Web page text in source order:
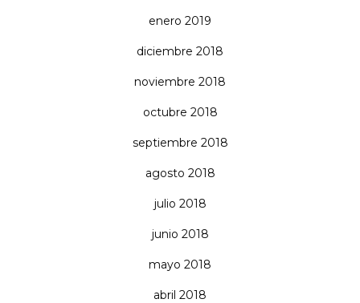
enero 2019
diciembre 2018
noviembre 2018
octubre 2018
septiembre 2018
agosto 2018
julio 2018
junio 2018
mayo 2018
abril 2018